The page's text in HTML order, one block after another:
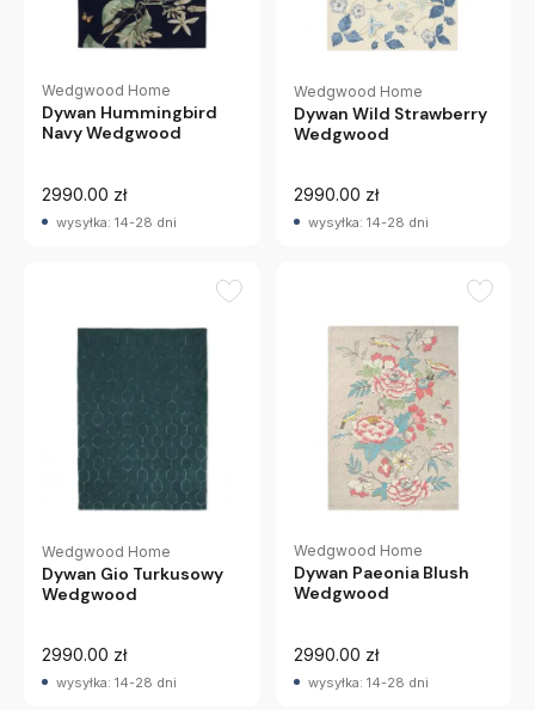
Wedgwood Home
Dywan Hummingbird
Navy Wedgwood
2990.00 zł
wysyłka: 14-28 dni
Wedgwood Home
Dywan Wild Strawberry
Wedgwood
2990.00 zł
wysyłka: 14-28 dni
Wedgwood Home
Dywan Gio Turkusowy
Wedgwood
2990.00 zł
wysyłka: 14-28 dni
Wedgwood Home
Dywan Paeonia Blush
Wedgwood
2990.00 zł
wysyłka: 14-28 dni